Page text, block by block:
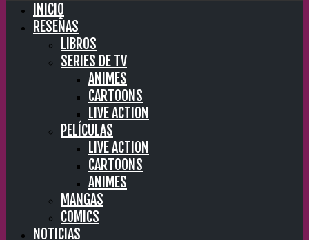
INICIO
RESEÑAS
LIBROS
SERIES DE TV
ANIMES
CARTOONS
LIVE ACTION
PELÍCULAS
LIVE ACTION
CARTOONS
ANIMES
MANGAS
COMICS
NOTICIAS